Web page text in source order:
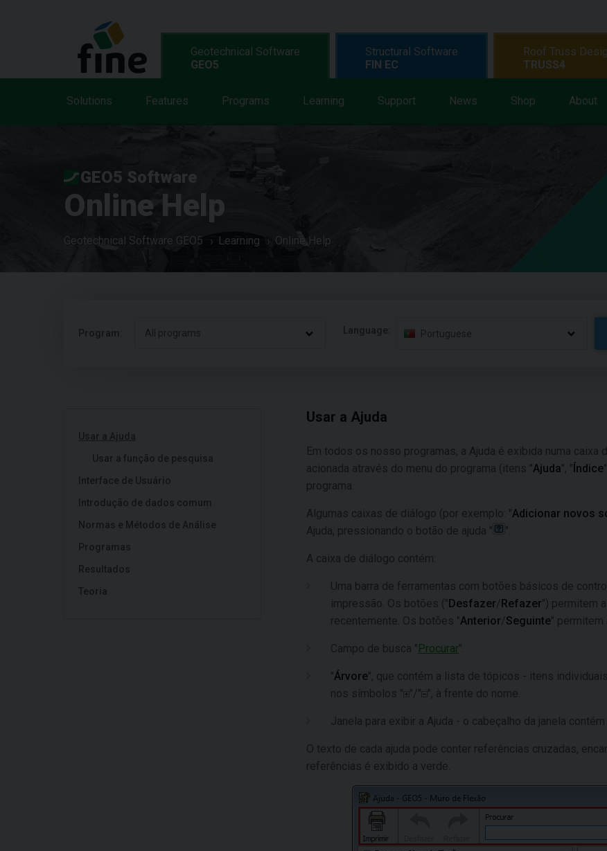
Geotechnical Software
GEO5
Solutions Features Programs Learning Support News Shop About
Structural Software
FIN EC
Roof Truss
TRUSS4
GEO5 Software
Online Help
Geotechnical Software GEO5 Learning Online Help
Program: All programs Language: Portuguese
Usar a Ajuda
Usar a função de pesquisa
Interface de Usuário
Introdução de dados comum
Normas e Métodos de Análise
Programas
Resultados
Teoria
Usar a Ajuda
Em todos os nosso programas, a Ajuda é exibida numa
acionada através do menu do programa (itens "Ajuda", " Índice
programa.
Algumas caixas de diálogo (por exemplo: "Adicionar novos
Ajuda, pressionando o botão de ajuda "
".
A caixa de diálogo contém:
Uma barra de ferramentas com botões básicos de
impressão. Os botões ("Desfazer/Refazer") permitem
recentemente. Os botões "Anterior/Seguinte" permitem
Campo de busca "Procurar".
"Árvore", que contém a lista de tópicos - itens
nos símbolos " "/" ", à frente do nome.
Janela para exibir a Ajuda - o cabeçalho da janela
O texto de cada ajuda pode conter referências cruzadas,
referências é exibido a verde.